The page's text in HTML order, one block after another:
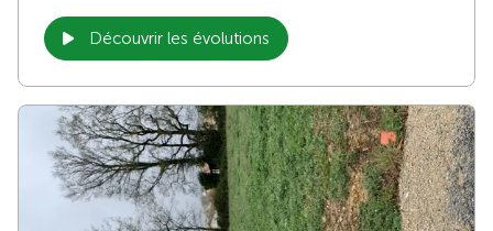
Découvrir les évolutions